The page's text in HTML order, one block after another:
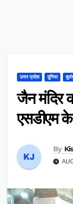
उत्तर प्रदेश दुनिया
जैन मंदिर
एसडीएम के
By